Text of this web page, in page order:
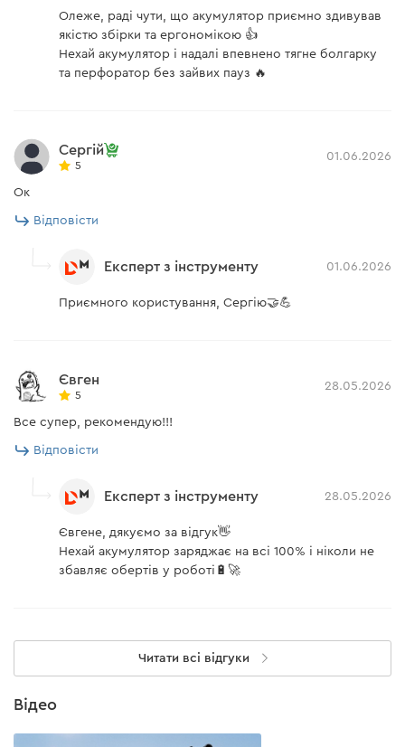
Олеже, раді чути, що акумулятор приємно здивував
якістю збірки та ергономікою 👍
Нехай акумулятор і надалі впевнено тягне болгарку
та перфоратор без зайвих пауз 🔥
Сергій
5
01.06.2026
Ок
Відповісти
Експерт з інструменту 01.06.2026
Приємного користування, Сергію🤝💪
Євген
5
28.05.2026
Все супер, рекомендую!!!
Відповісти
Експерт з інструменту 28.05.2026
Євгене, дякуємо за відгук👋
Нехай акумулятор заряджає на всі 100% і ніколи не
збавляє обертів у роботі🔋🚀
Читати всі відгуки
Відео